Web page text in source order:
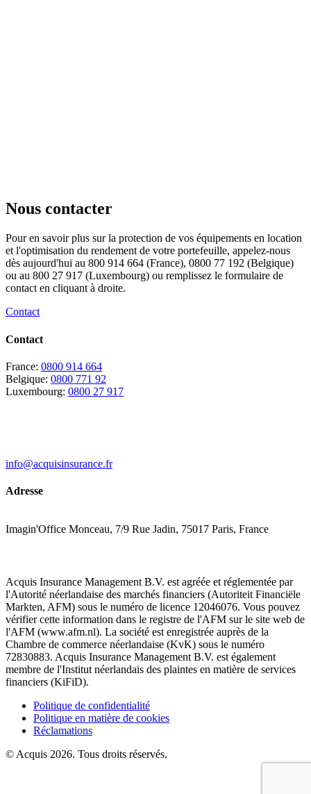
Nous contacter
Pour en savoir plus sur la protection de vos équipements en location
et l'optimisation du rendement de votre portefeuille, appelez-nous
dès aujourd'hui au 800 914 664 (France), 0800 77 192 (Belgique)
ou au 800 27 917 (Luxembourg) ou remplissez le formulaire de
contact en cliquant à droite.
Contact
Contact
France: 0800 914 664
Belgique: 0800 771 92
Luxembourg: 0800 27 917
info@acquisinsurance.fr
Adresse
Imagin'Office Monceau, 7/9 Rue Jadin, 75017 Paris, France
Acquis Insurance Management B.V. est agréée et réglementée par
l'Autorité néerlandaise des marchés financiers (Autoriteit Financiële
Markten, AFM) sous le numéro de licence 12046076. Vous pouvez
vérifier cette information dans le registre de l'AFM sur le site web de
l'AFM (www.afm.nl). La société est enregistrée auprès de la
Chambre de commerce néerlandaise (KvK) sous le numéro
72830883. Acquis Insurance Management B.V. est également
membre de l'Institut néerlandais des plaintes en matière de services
financiers (KiFiD).
Politique de confidentialité
Politique en matière de cookies
Réclamations
© Acquis 2026. Tous droits réservés.